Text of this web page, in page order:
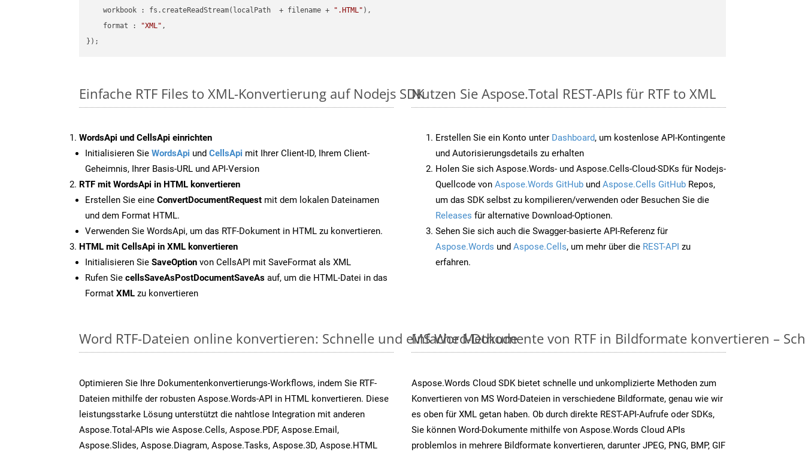
workbook : fs.createReadStream(localPath  + filename + ".HTML" ),
format : "XML" ,
Einfache RTF Files to XML-Konvertierung auf Nodejs SDK
WordsApi und CellsApi einrichten
Initialisieren Sie WordsApi und CellsApi mit Ihrer Client-ID, Ihrem Client-
Geheimnis, Ihrer Basis-URL und API-Version
RTF mit WordsApi in HTML konvertieren
Erstellen Sie eine ConvertDocumentRequest mit dem lokalen Dateinamen
und dem Format HTML.
Verwenden Sie WordsApi, um das RTF-Dokument in HTML zu konvertieren.
HTML mit CellsApi in XML konvertieren
Initialisieren Sie SaveOption von CellsAPI mit SaveFormat als XML
Rufen Sie cellsSaveAsPostDocumentSaveAs auf, um die HTML-Datei in das
Format XML zu konvertieren
Nutzen Sie Aspose.Total REST-APIs für RTF to XML
Erstellen Sie ein Konto unter Dashboard, um kostenlose API-Kontingente
und Autorisierungsdetails zu erhalten
Holen Sie sich Aspose.Words- und Aspose.Cells-Cloud-SDKs für Nodejs-
Quellcode von Aspose.Words GitHub und Aspose.Cells GitHub Repos,
um das SDK selbst zu kompilieren/verwenden oder Besuchen Sie die
Releases für alternative Download-Optionen.
Sehen Sie sich auch die Swagger-basierte API-Referenz für
Aspose.Words und Aspose.Cells, um mehr über die REST-API zu
erfahren.
Word RTF-Dateien online konvertieren: Schnelle und einfache Methode
Optimieren Sie Ihre Dokumentenkonvertierungs-Workflows, indem Sie RTF-
Dateien mithilfe der robusten Aspose.Words-API in HTML konvertieren. Diese
leistungsstarke Lösung unterstützt die nahtlose Integration mit anderen
Aspose.Total-APIs wie Aspose.Cells, Aspose.PDF, Aspose.Email,
Aspose.Slides, Aspose.Diagram, Aspose.Tasks, Aspose.3D, Aspose.HTML
MS Word-Dokumente von RTF in Bildformate konvertieren –
Aspose.Words Cloud SDK bietet schnelle und unkomplizierte Methoden zum
Konvertieren von MS Word-Dateien in verschiedene Bildformate, genau wie wir
es oben für XML getan haben. Ob durch direkte REST-API-Aufrufe oder SDKs,
Sie können Word-Dokumente mithilfe von Aspose.Words Cloud APIs
problemlos in mehrere Bildformate konvertieren, darunter JPEG, PNG, BMP, GIF